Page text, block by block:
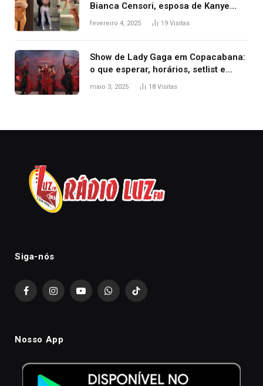
Bianca Censori, esposa de Kanye
West que apareceu nua no Grammy
fevereiro 4, 2025 19 Visitas
Show de Lady Gaga em Copacabana:
o que esperar, horários, setlist e
onde assistir
maio 3, 2025 18 Visitas
Siga-nós
FacebookInstagramYouTubeWhatsAppTikTok
Nosso App